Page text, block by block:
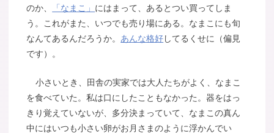
のか、
「なまこ」 にはまって、あるとつい買ってしま
う。これがまた、いつでも売り場にある。なまこにも旬
なんてあるんだろうか。 あんな格好してるくせに（偏見
です）。
小さいとき、田舎の実家では大人たちがよく、なまこ
を食べていた。私は口にしたこともなかった。器をはっ
きり覚えていないが、多分決まっていて、なまこの真ん
中にはいつも小さい卵がお月さまのように浮かんでい